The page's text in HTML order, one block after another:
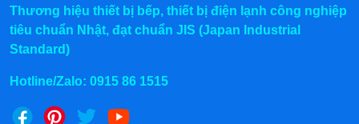
Thương hiệu thiết bị bếp, thiết bị điện lạnh công nghiệp
tiêu chuẩn Nhật, đạt chuẩn JIS (Japan Industrial
Standard)
Hotline/Zalo: 0915 86 1515